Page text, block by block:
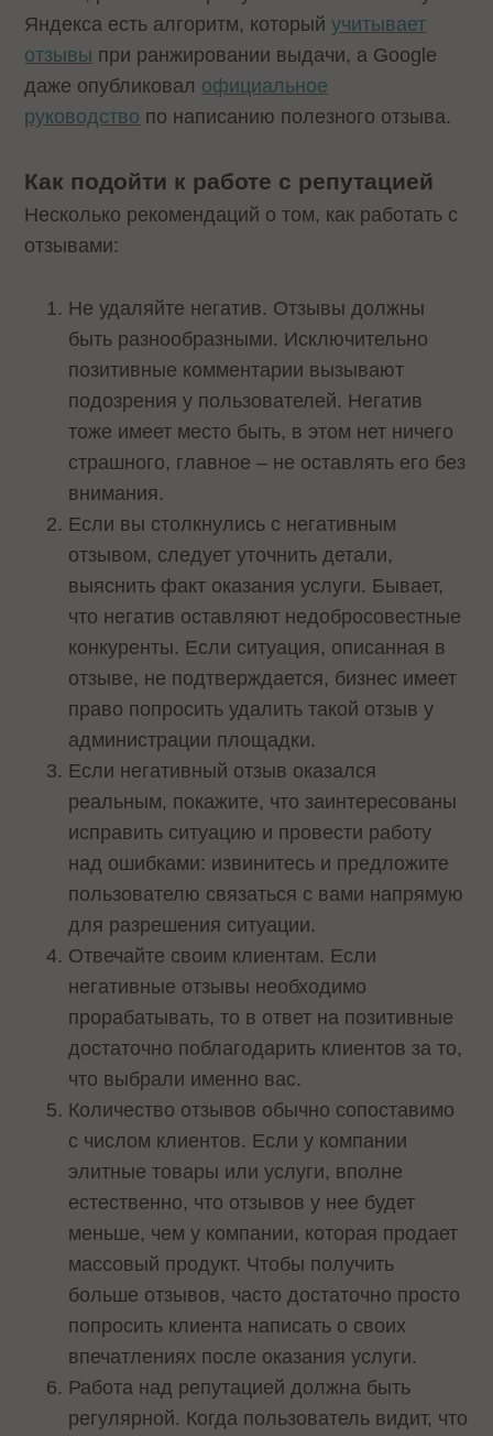
Яндекса есть алгоритм, которыйучитывает
отзывы при ранжировании выдачи, а Google
даже опубликовал официальное
руководство по написанию полезного отзыва.
Как подойти к работе с репутацией
Несколько рекомендаций о том, как работать с
отзывами:
Не удаляйте негатив. Отзывы должны
быть разнообразными. Исключительно
позитивные комментарии вызывают
подозрения у пользователей. Негатив
тоже имеет место быть, в этом нет ничего
страшного, главное – не оставлять его без
внимания.
Если вы столкнулись с негативным
отзывом, следует уточнить детали,
выяснить факт оказания услуги. Бывает,
что негатив оставляют недобросовестные
конкуренты. Если ситуация, описанная в
отзыве, не подтверждается, бизнес имеет
право попросить удалить такой отзыв у
администрации площадки.
Если негативный отзыв оказался
реальным, покажите, что заинтересованы
исправить ситуацию и провести работу
над ошибками: извинитесь и предложите
пользователю связаться с вами напрямую
для разрешения ситуации.
Отвечайте своим клиентам. Если
негативные отзывы необходимо
прорабатывать, то в ответ на позитивные
достаточно поблагодарить клиентов за то,
что выбрали именно вас.
Количество отзывов обычно сопоставимо
с числом клиентов. Если у компании
элитные товары или услуги, вполне
естественно, что отзывов у нее будет
меньше, чем у компании, которая продает
массовый продукт. Чтобы получить
больше отзывов, часто достаточно просто
попросить клиента написать о своих
впечатлениях после оказания услуги.
Работа над репутацией должна быть
регулярной. Когда пользователь видит, что